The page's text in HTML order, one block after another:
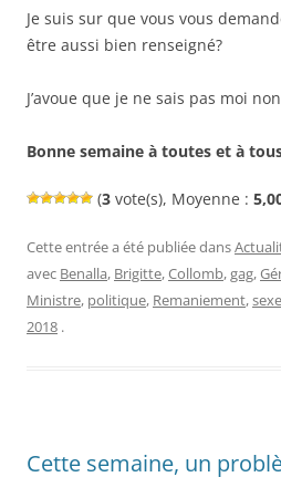
Je suis sur que vous vous
être aussi bien renseigné?
J’avoue que je ne sais pas moi
Bonne semaine à toutes et à
(3 vote(s), Moyenne :
Cette entrée a été publiée dans
avec Benalla, Brigitte,Collomb,gag,
Ministre, politique, Remaniement,sexe
2018 .
Cette semaine, un